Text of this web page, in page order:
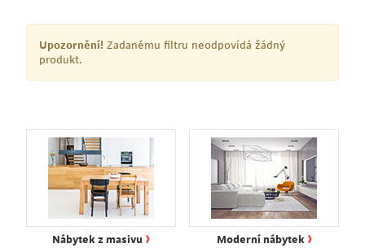
Upozornění! Zadanému filtru neodpovídá žádný
produkt.
Nábytek z masivu › Moderní nábytek ›